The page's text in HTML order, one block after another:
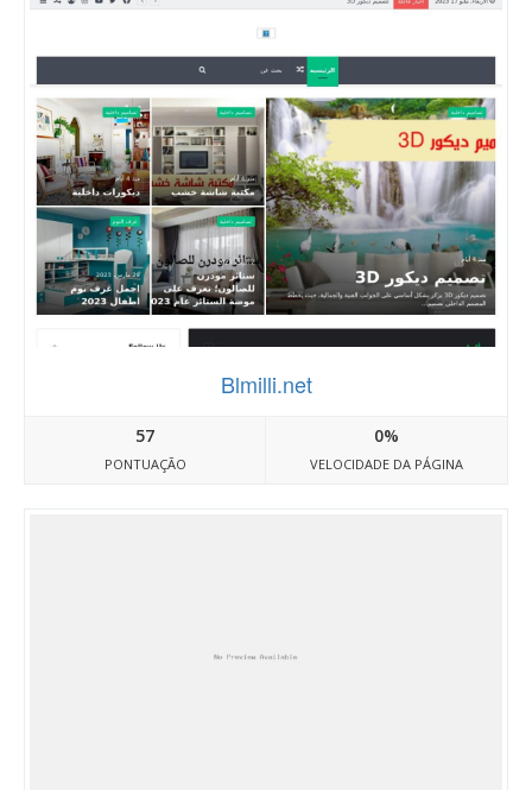
Blmilli.net
57
PONTUAÇÃO
0%
VELOCIDADE DA PÁGINA